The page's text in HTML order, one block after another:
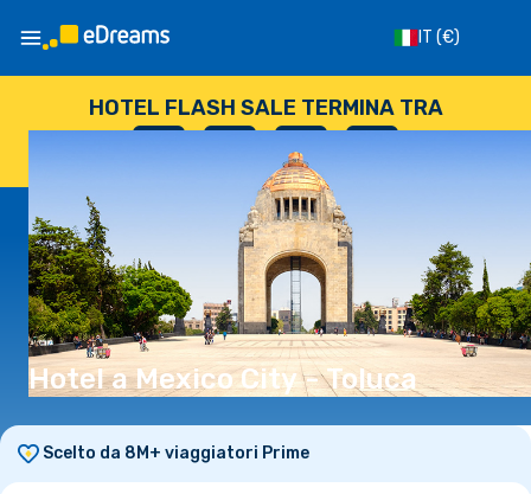
IT (€)
HOTEL FLASH SALE TERMINA TRA
MINUTI
Hotel a Mexico City - Toluca
Scelto da 8M+ viaggiatori Prime